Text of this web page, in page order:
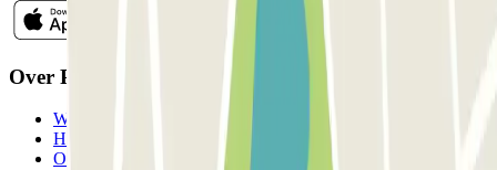
Over Parclick
Wie we zijn
Hoe het werkt
Onze parkeergarages